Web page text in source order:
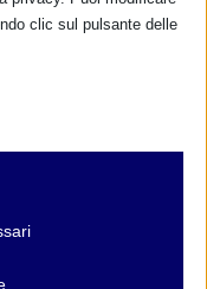
una...
clic sul pulsante delle
di base e sono
secondo il GDPR.